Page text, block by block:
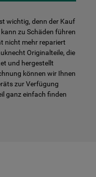
wichtig, denn der Kauf
zu Schäden führen
nicht mehr repariert
Originalteile, die
und hergestellt
können wir Ihnen
zur Verfügung
ganz einfach finden